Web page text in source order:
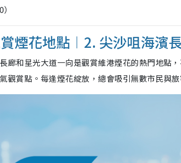
煙花地點︱2. 尖沙咀海濱
廊和星光大道一向是觀賞維港煙花的熱門地點
觀賞點。每逢煙花綻放，總會吸引無數市民與